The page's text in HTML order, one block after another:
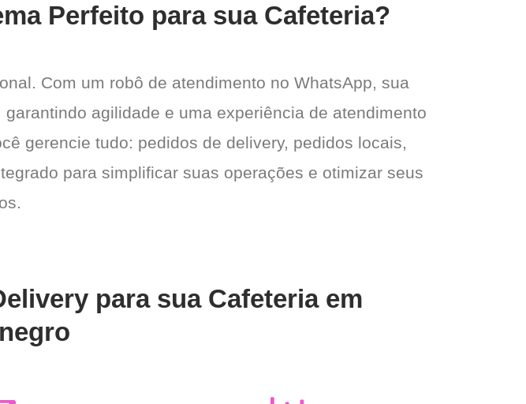
Perfeito para sua Cafeteria?
Com um robô de atendimento no WhatsApp, sua
agilidade e uma experiência de atendimento
gerencie tudo: pedidos de delivery, pedidos locais,
para simplificar suas operações e otimizar seus
para sua Cafeteria em